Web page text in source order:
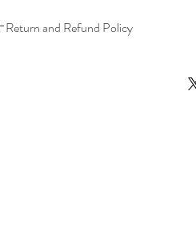
Return and Refund Policy